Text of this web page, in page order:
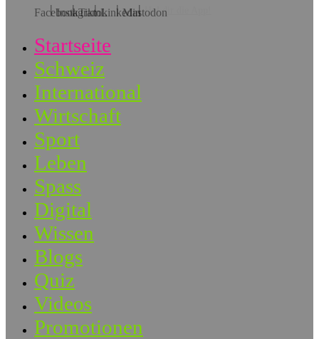
Hol dir die App!
Startseite
Schweiz
International
Wirtschaft
Sport
Leben
Spass
Digital
Wissen
Blogs
Quiz
Videos
Promotionen